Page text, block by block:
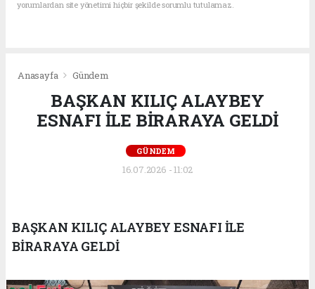
yorumlardan site yönetimi hiçbir şekilde sorumlu tutulamaz.
Anasayfa Gündem
BAŞKAN KILIÇ ALAYBEY
ESNAFI İLE BİRARAYA GELDİ
GÜNDEM
16.07.2026 - 11:02
BAŞKAN KILIÇ ALAYBEY ESNAFI İLE
BİRARAYA GELDİ